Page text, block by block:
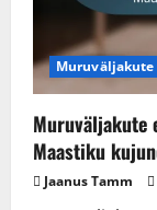
Muruväljakute
Maastiku
Jaanus Tamm